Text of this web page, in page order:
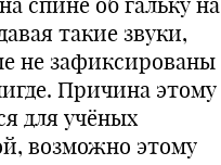
такие звуки,
не зафиксированы
Причина этому
для учёных
возможно этому